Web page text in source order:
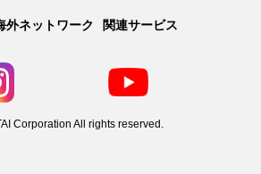
外ネットワーク 関連サービス
Corporation All rights reserved.